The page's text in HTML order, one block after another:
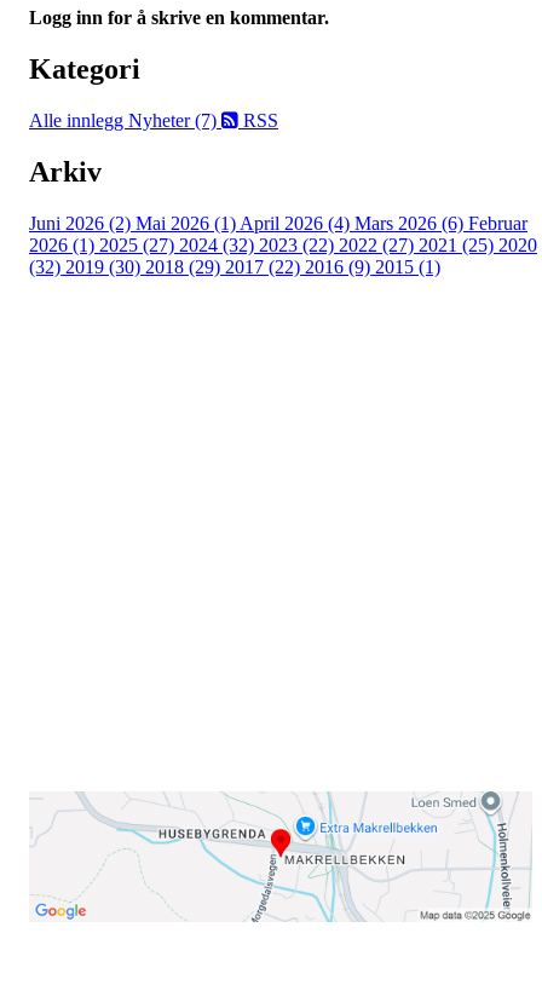
Logg inn for å skrive en kommentar.
Kategori
Alle innlegg Nyheter (7) RSS
Arkiv
Juni 2026 (2) Mai 2026 (1) April 2026 (4) Mars 2026 (6) Februar
2026 (1) 2025 (27) 2024 (32) 2023 (22) 2022 (27) 2021 (25) 2020
(32) 2019 (30) 2018 (29) 2017 (22) 2016 (9) 2015 (1)